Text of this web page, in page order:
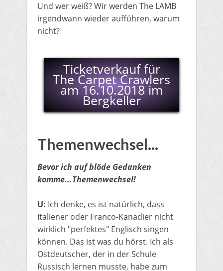
Und wer weiß? Wir werden The LAMB
irgendwann wieder aufführen, warum
nicht?
Ticketverkauf für
The Carpet Crawlers
am 16.10.2018 im
Bergkeller
Themenwechsel...
Bevor ich auf blöde Gedanken
komme...Themenwechsel!
U: Ich denke, es ist natürlich, dass
Italiener oder Franco-Kanadier nicht
wirklich "perfektes" Englisch singen
können. Das ist was du hörst. Ich als
Ostdeutscher, der in der Schule
Russisch lernen musste, habe zum